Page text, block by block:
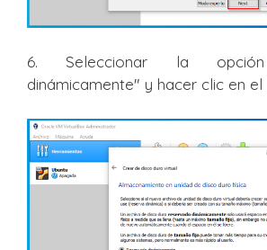
6. Seleccionar la opción
dinámicamente" y hacer clic en